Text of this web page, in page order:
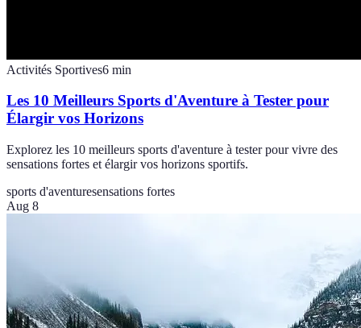
Activités Sportives6 min
Les 10 Meilleurs Sports d'Aventure à Tester pour
Élargir vos Horizons
Explorez les 10 meilleurs sports d'aventure à tester pour vivre des
sensations fortes et élargir vos horizons sportifs.
sports d'aventuresensations fortes
Aug 8